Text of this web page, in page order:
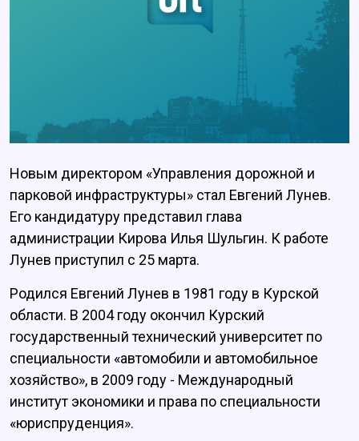
Новым директором «Управления дорожной и
парковой инфраструктуры» стал Евгений Лунев.
Его кандидатуру представил глава
администрации Кирова Илья Шульгин. К работе
Лунев приступил с 25 марта.
Родился Евгений Лунев в 1981 году в Курской
области. В 2004 году окончил Курский
государственный технический университет по
специальности «автомобили и автомобильное
хозяйство», в 2009 году - Международный
институт экономики и права по специальности
«юриспруденция».